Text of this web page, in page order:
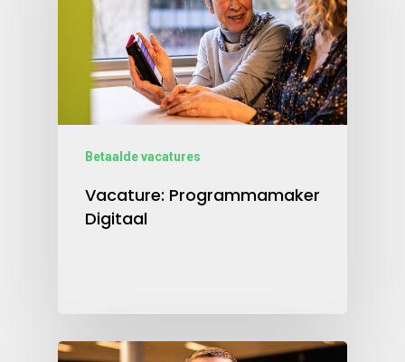
Betaalde vacatures
Vacature: Programmamaker
Digitaal